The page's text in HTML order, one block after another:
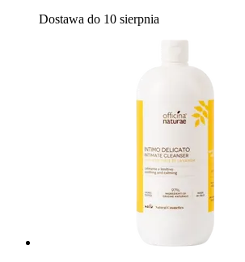
Dostawa do 10 sierpnia